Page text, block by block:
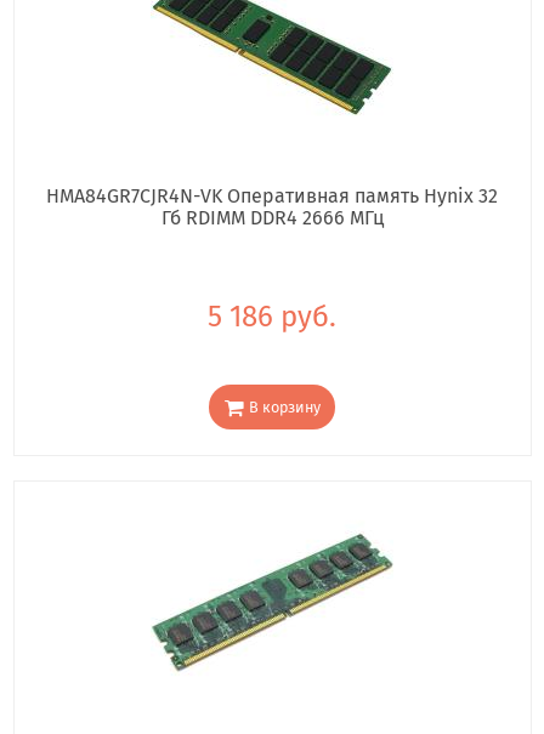
HMA84GR7CJR4N-VK Оперативная память Hynix 32
Гб RDIMM DDR4 2666 МГц
5 186 руб.
В корзину